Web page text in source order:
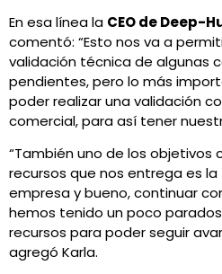
En esa línea la CEO de Deep-
comentó: “Esto nos va a
validación técnica de algunas
pendientes, pero lo más
poder realizar una validación
comercial, para así tener
“También uno de los objetivos
recursos que nos entrega es
empresa y bueno, continuar
hemos tenido un poco
recursos para poder seguir
agregó Karla.